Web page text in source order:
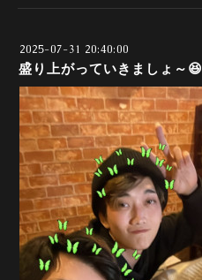
2025-07-31 20:40:00
盛り上がっていきましょ～😆